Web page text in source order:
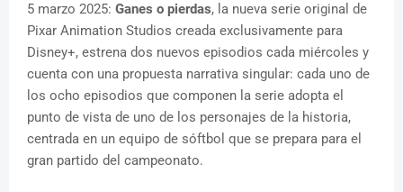
5 marzo 2025: Ganes o pierdas, la nueva serie original de
Pixar Animation Studios creada exclusivamente para
Disney+, estrena dos nuevos episodios cada miércoles y
cuenta con una propuesta narrativa singular: cada uno de
los ocho episodios que componen la serie adopta el
punto de vista de uno de los personajes de la historia,
centrada en un equipo de sóftbol que se prepara para el
gran partido del campeonato.